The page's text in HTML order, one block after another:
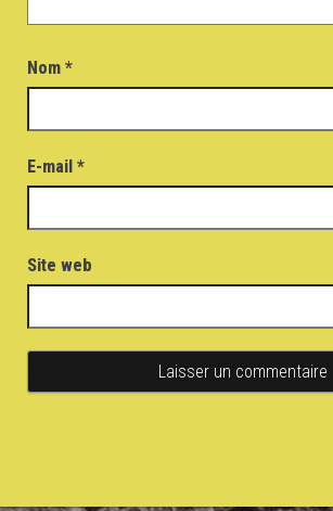
Nom *
E-mail *
Site web